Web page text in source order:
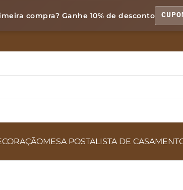
compra? Ganhe 10% de desconto
MESA POSTALISTA DE